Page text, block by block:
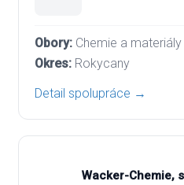
Chemie a materiály
Rokycany
Detail spolupráce →
Wacker-Chemie,